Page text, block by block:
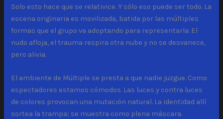
Solo esto hace que se relativice. Y sólo eso puede ser todo. La
escena originaria es movilizada, batida por las múltiples
formas que el grupo va adoptando para representarla. El
nudo afloja, el trauma respira otra nube y no se desvanece,
pero alivia.
El ambiente de Múltiple se presta a que nadie juzgue. Como
espectadores estamos cómodos. Las luces y contra luces
de colores provocan una mutación natural. La identidad allí
sortea la trampa; se muestra como plena máscara.